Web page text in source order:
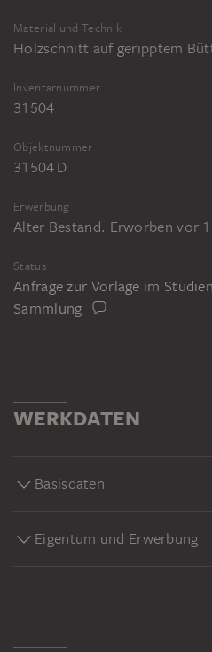
Material und Technik
Holzschnitt auf geripptem
Inventarnummer
31504
Objektnummer
31504 D
Erwerbung
Alter Bestand. Erworben vor
Status
Anfrage zur Vorlage im
Sammlung
WERKDATEN
Basisdaten
Eigentum und Erwerbung